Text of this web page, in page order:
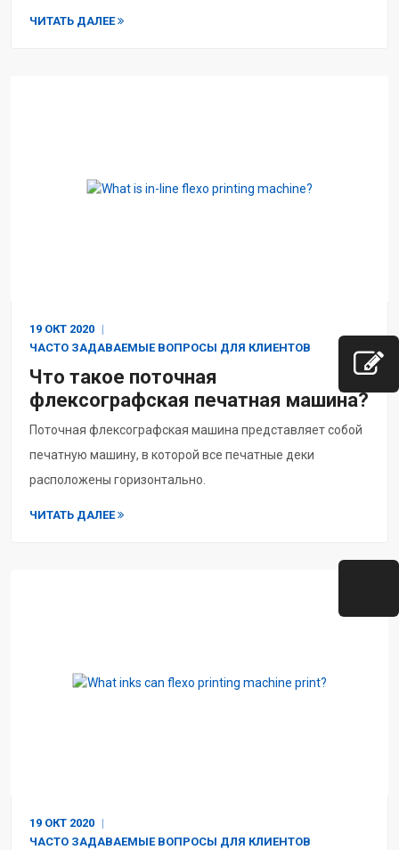
ЧИТАТЬ ДАЛЕЕ
19 ОКТ 2020
ЧАСТО ЗАДАВАЕМЫЕ ВОПРОСЫ ДЛЯ КЛИЕНТОВ
Что такое поточная
флексографская печатная машина?
Поточная флексографская машина представляет собой
печатную машину, в которой все печатные деки
расположены горизонтально.
ЧИТАТЬ ДАЛЕЕ
19 ОКТ 2020
ЧАСТО ЗАДАВАЕМЫЕ ВОПРОСЫ ДЛЯ КЛИЕНТОВ